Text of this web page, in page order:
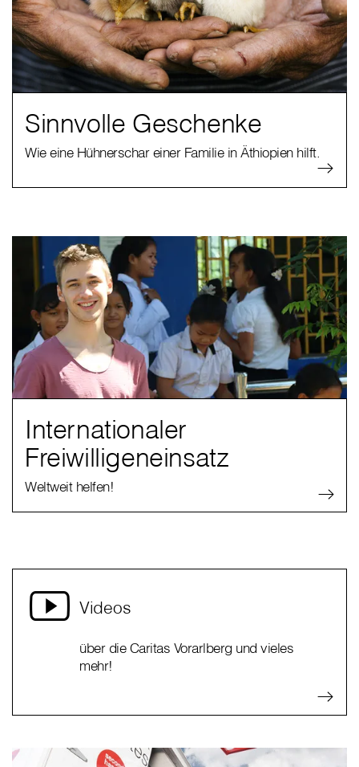
Sinnvolle Geschenke
Wie eine Hühnerschar einer Familie in Äthiopien hilft.
Internationaler
Freiwilligeneinsatz
Weltweit helfen!
Videos
über die Caritas Vorarlberg und vieles
mehr!